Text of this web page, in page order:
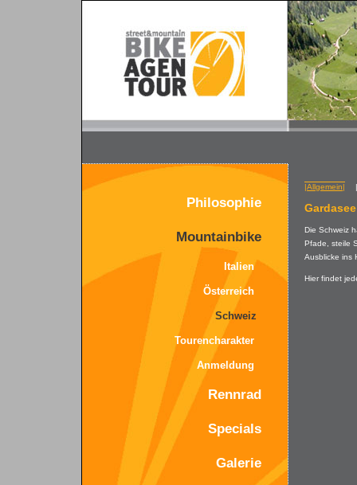
Philosophie
Mountainbike
Italien
Österreich
Schweiz
Tourencharakter
Anmeldung
Rennrad
Specials
Galerie
|Allgemein|
Die Schweiz
Pfade, steile
Ausblicke ins
Hier findet